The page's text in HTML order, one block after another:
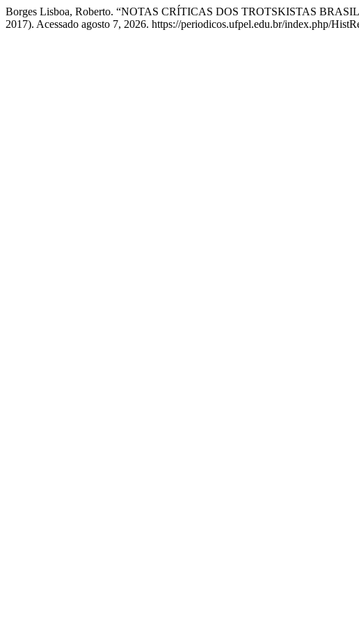
Borges Lisboa, Roberto. “NOTAS CRÍTICAS DOS TROTSKISTAS
2017). Acessado agosto 7, 2026. https://periodicos.ufpel.edu.br/index.php/